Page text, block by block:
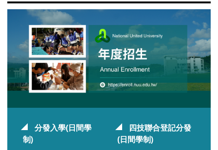
分發入學(日間學
制)
四技聯合登記分發
(日間學制)